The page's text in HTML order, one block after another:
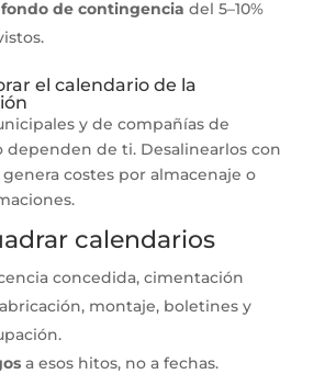
fondo de contingencia del 5–10%
el calendario de la
y de compañías de
dependen de ti. Desalinearlos con
costes por almacenaje o
calendarios
concedida, cimentación
montaje, boletines y
a esos hitos, no a fechas.